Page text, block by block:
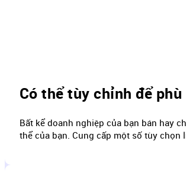
Có thể tùy chỉnh để
Bất kể doanh nghiệp của bạn bán hay
thể của bạn. Cung cấp một số tùy